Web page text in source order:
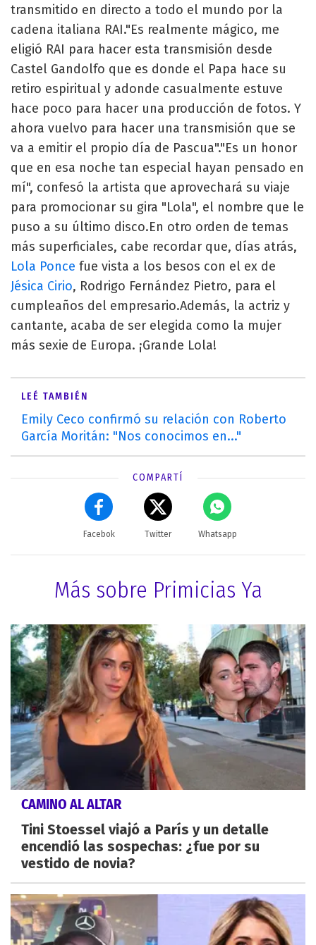
transmitido en directo a todo el mundo por la
cadena italiana RAI."Es realmente mágico, me
eligió RAI para hacer esta transmisión desde
Castel Gandolfo que es donde el Papa hace su
retiro espiritual y adonde casualmente estuve
hace poco para hacer una producción de fotos. Y
ahora vuelvo para hacer una transmisión que se
va a emitir el propio día de Pascua"."Es un honor
que en esa noche tan especial hayan pensado en
mí", confesó la artista que aprovechará su viaje
para promocionar su gira "Lola", el nombre que le
puso a su último disco.En otro orden de temas
más superficiales, cabe recordar que, días atrás,
Lola Ponce fue vista a los besos con el ex de
Jésica Cirio, Rodrigo Fernández Pietro, para el
cumpleaños del empresario.Además, la actriz y
cantante, acaba de ser elegida como la mujer
más sexie de Europa. ¡Grande Lola!
LEÉ TAMBIÉN
Emily Ceco confirmó su relación con Roberto
García Moritán: "Nos conocimos en..."
COMPARTÍ
Facebok Twitter Whatsapp
Más sobre Primicias Ya
CAMINO AL ALTAR
Tini Stoessel viajó a París y un detalle
encendió las sospechas: ¿fue por su
vestido de novia?